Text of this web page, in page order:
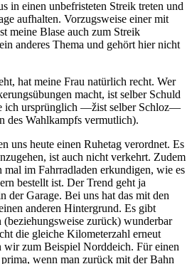
in einen unbefristeten Streik treten und
aufhalten. Vorzugsweise einer mit
meine Blase auch zum Streik
anderes Thema und gehört hier nicht
hat meine Frau natürlich recht. Wer
macht, ist selber Schuld
ich ursprünglich —žist selber Schloz—
des Wahlkampfs vermutlich).
uns heute einen Ruhetag verordnet. Es
ist auch nicht verkehrt. Zudem
im Fahrradladen erkundigen, wie es
bestellt ist. Der Trend geht ja
der Garage. Bei uns hat das mit den
anderen Hintergrund. Es gibt
(beziehungsweise zurück) wunderbar
die gleiche Kilometerzahl erneut
wir zum Beispiel Norddeich. Für einen
wenn man zurück mit der Bahn